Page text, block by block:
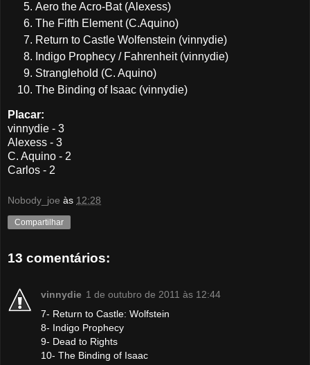
Aero the Acro-Bat (Alexess)
The Fifth Element (C.Aquino)
Return to Castle Wolfenstein (vinnydie)
Indigo Prophecy / Fahrenheit (vinnydie)
Stranglehold (C. Aquino)
The Binding of Isaac (vinnydie)
Placar:
vinnydie - 3
Alexess - 3
C. Aquino - 2
Carlos - 2
Nobody_joe às 12:28
Compartilhar
13 comentários:
vinnydie 1 de outubro de 2011 às 12:44
7- Return to Castle: Wolfstein
8- Indigo Prophecy
9- Dead to Rights
10- The Binding of Isaac